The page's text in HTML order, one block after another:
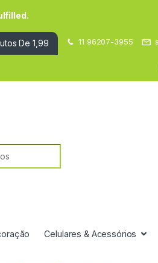
De 1,99 11 96207-3955
Celulares & Acessórios